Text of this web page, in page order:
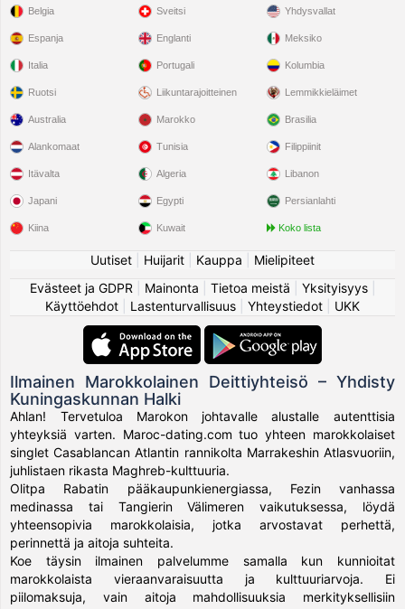
Belgia
Espanja
Italia
Ruotsi
Sveitsi
Englanti
Portugali
Liikuntarajoitteinen
Yhdysvallat
Meksiko
Kolumbia
Lemmikkieläimet
Australia
Alankomaat
Itävalta
Japani
Kiina
Marokko
Tunisia
Algeria
Egypti
Kuwait
Brasilia
Filippiinit
Libanon
Persianlahti
Koko lista
Uutiset Huijarit Kauppa
Mielipiteet
Evästeet ja GDPR
Mainonta Tietoa meistä Yksityisyys|
Käyttöehdot
Lastenturvallisuus Yhteystiedot UKK
Ilmainen Marokkolainen Deittiyhteisö – Yhdisty
Kuningaskunnan Halki
Ahlan! Tervetuloa Marokon johtavalle alustalle autenttisia
yhteyksiä varten. Maroc-dating.com tuo yhteen marokkolaiset
singlet Casablancan Atlantin rannikolta Marrakeshin Atlasvuoriin,
juhlistaen rikasta Maghreb-kulttuuria.
Olitpa Rabatin pääkaupunkienergiassa, Fezin vanhassa
medinassa tai Tangierin Välimeren vaikutuksessa, löydä
yhteensopivia marokkolaisia, jotka arvostavat perhettä,
perinnettä ja aitoja suhteita.
Koe täysin ilmainen palvelumme samalla kun kunnioitat
marokkolaista vieraanvaraisuutta ja kulttuuriarvoja. Ei
piilomaksuja, vain aitoja mahdollisuuksia merkityksellisiin